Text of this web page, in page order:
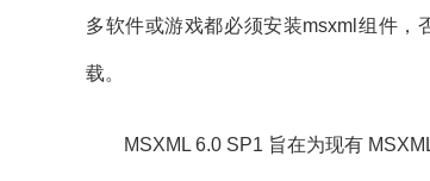
多软件或游戏都必须安装msxml组件，
载。
MSXML 6.0 SP1 旨在为现有 MSXML